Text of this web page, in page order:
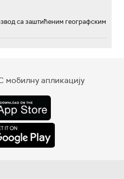
са заштићеним географским
мобилну апликацију